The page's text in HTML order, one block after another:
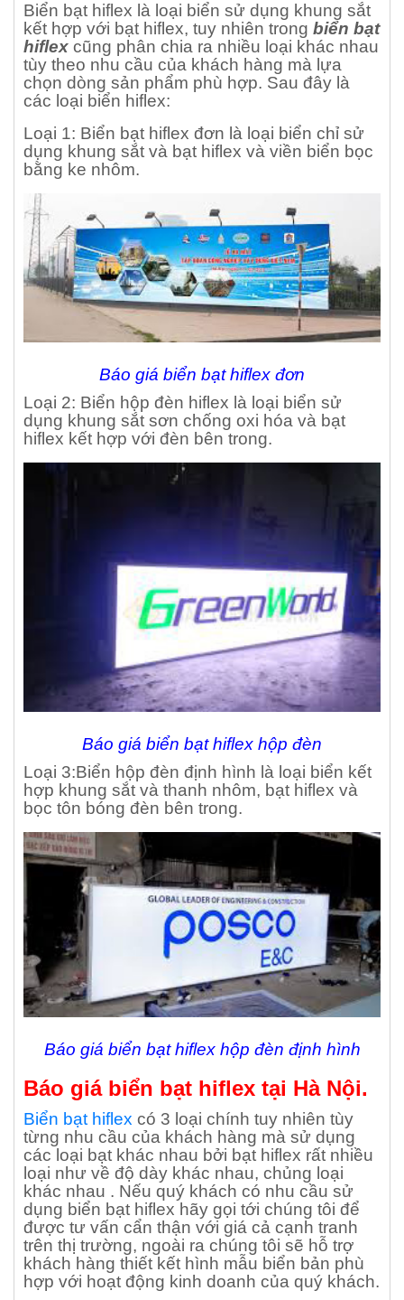
Biển bạt hiflex là loại biển sử dụng khung sắt
kết hợp với bạt hiflex, tuy nhiên trong biển bạt
hiflex cũng phân chia ra nhiều loại khác nhau
tùy theo nhu cầu của khách hàng mà lựa
chọn dòng sản phẩm phù hợp. Sau đây là
các loại biển hiflex:
Loại 1: Biển bạt hiflex đơn là loại biển chỉ sử
dụng khung sắt và bạt hiflex và viền biển bọc
bằng ke nhôm.
Báo giá biển bạt hiflex đơn
Loại 2: Biển hộp đèn hiflex là loại biển sử
dụng khung sắt sơn chống oxi hóa và bạt
hiflex kết hợp với đèn bên trong.
Báo giá biển bạt hiflex hộp đèn
Loại 3:Biển hộp đèn định hình là loại biển kết
hợp khung sắt và thanh nhôm, bạt hiflex và
bọc tôn bóng đèn bên trong.
Báo giá biển bạt hiflex hộp đèn định hình
Báo giá biển bạt hiflex tại Hà Nội.
Biển bạt hiflex có 3 loại chính tuy nhiên tùy
từng nhu cầu của khách hàng mà sử dụng
các loại bạt khác nhau bởi bạt hiflex rất nhiều
loại như về độ dày khác nhau, chủng loại
khác nhau . Nếu quý khách có nhu cầu sử
dụng biển bạt hiflex hãy gọi tới chúng tôi để
được tư vấn cẩn thận với giá cả cạnh tranh
trên thị trường, ngoài ra chúng tôi sẽ hỗ trợ
khách hàng thiết kết hình mẫu biển bản phù
hợp với hoạt động kinh doanh của quý khách.